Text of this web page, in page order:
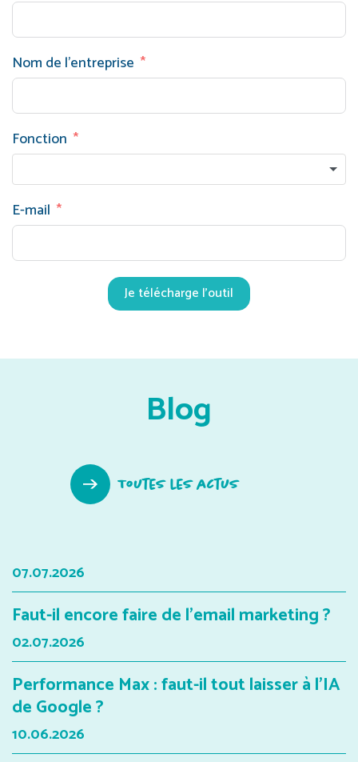
Nom de l'entreprise
Fonction
E-mail
Je télécharge l'outil
Blog
Toutes les actus
07.07.2026
Faut-il encore faire de l'email marketing ?
02.07.2026
Performance Max : faut-il tout laisser à l'IA
de Google ?
10.06.2026